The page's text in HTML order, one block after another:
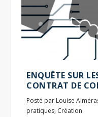
ENQUÊTE SUR
CONTRAT DE
Posté par Louise
pratiques, Création